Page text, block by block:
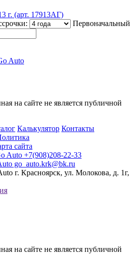
г. (арт. 17913АГ)
Первоначальный
на сайте не является публичной
Калькулятор Контакты
сайта
+7(908)208-22-33
go_auto.krk@bk.ru
г. Красноярск, ул. Молокова, д. 1г,
на сайте не является публичной